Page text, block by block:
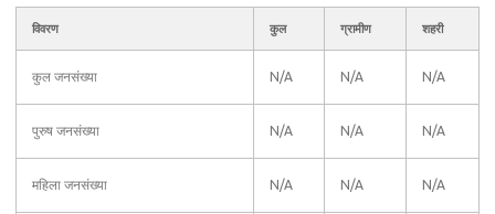
विवरण कुल ग्रामीण शहरी
कुल जनसंख्या N/A N/A N/A
पुरुष जनसंख्या N/A N/A N/A
महिला जनसंख्या N/A N/A N/A